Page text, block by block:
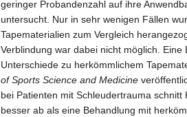
geringer Probandenzahl auf ihre
untersucht. Nur in sehr wenigen Fällen
Tapematerialien zum Vergleich
Verblindung war dabei nicht möglich. Eine
Unterschiede zu herkömmlichem
of Sports Science and Medicine
bei Patienten mit Schleudertrauma schnitt
besser ab als eine Behandlung mit